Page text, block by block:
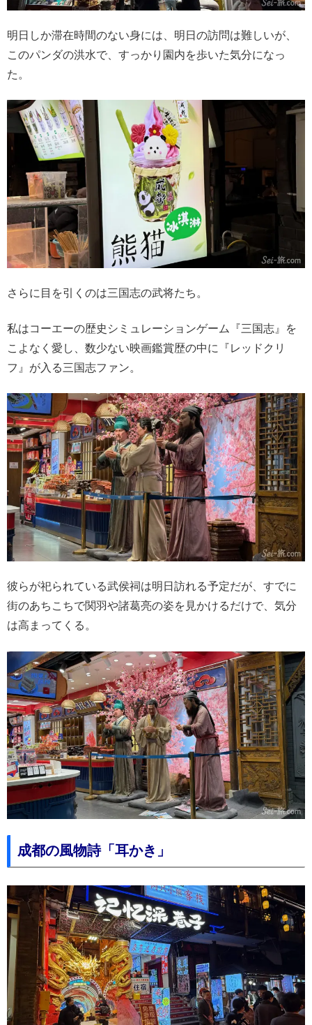
明日しか滞在時間のない身には、明日の訪問は難しいが、
このパンダの洪水で、すっかり園内を歩いた気分になっ
た。
さらに目を引くのは三国志の武将たち。
私はコーエーの歴史シミュレーションゲーム『三国志』を
こよなく愛し、数少ない映画鑑賞歴の中に『レッドクリ
フ』が入る三国志ファン。
彼らが祀られている武侯祠は明日訪れる予定だが、すでに
街のあちこちで関羽や諸葛亮の姿を見かけるだけで、気分
は高まってくる。
成都の風物詩「耳かき」